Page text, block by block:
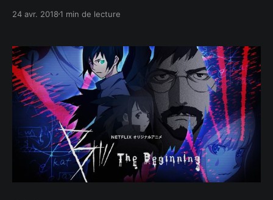
24 avr. 20181 min de lecture